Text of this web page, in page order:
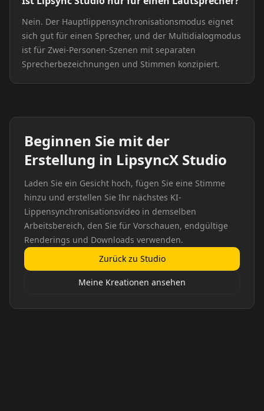
Nein. Der Hauptlippensynchronisationsmodus eignet
sich gut für einen Sprecher, und der Multidialogmodus
ist für Zwei-Personen-Szenen mit separaten
Sprecherbezeichnungen und Stimmen konzipiert.
Beginnen Sie mit der
Erstellung in LipsyncX Studio
Laden Sie ein Gesicht hoch, fügen Sie eine Stimme
hinzu und erstellen Sie Ihr nächstes KI-
Lippensynchronisationsvideo in demselben
Arbeitsbereich, den Sie für Vorschauen, endgültige
Renderings und Downloads verwenden.
Zurück zu Studio
Meine Kreationen ansehen